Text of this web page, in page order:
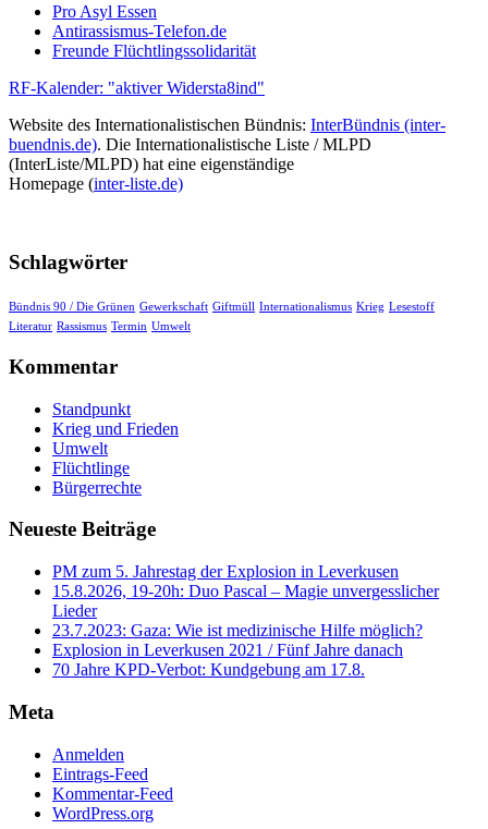
Pro Asyl Essen
Antirassismus-Telefon.de
Freunde Flüchtlingssolidarität
RF-Kalender: "aktiver Widersta8ind"
Website des Internationalistischen Bündnis: InterBündnis (inter-
buendnis.de). Die Internationalistische Liste / MLPD
(InterListe/MLPD) hat eine eigenständige
Homepage (inter-liste.de)
Schlagwörter
Bündnis 90 / Die Grünen Gewerkschaft Giftmüll Internationalismus Krieg Lesestoff
Literatur Rassismus Termin Umwelt
Kommentar
Standpunkt
Krieg und Frieden
Umwelt
Flüchtlinge
Bürgerrechte
Neueste Beiträge
PM zum 5. Jahrestag der Explosion in Leverkusen
15.8.2026, 19-20h: Duo Pascal – Magie unvergesslicher
Lieder
23.7.2023: Gaza: Wie ist medizinische Hilfe möglich?
Explosion in Leverkusen 2021 / Fünf Jahre danach
70 Jahre KPD‑Verbot: Kundgebung am 17.8.
Meta
Anmelden
Eintrags-Feed
Kommentar-Feed
WordPress.org